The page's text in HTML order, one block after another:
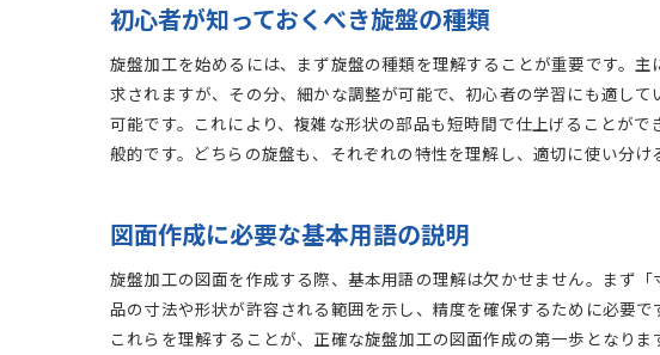
旋盤加
記号を
よく使
図面記
実際の
複雑な形
初心者が知っておくべき旋盤の種類
旋盤加工を始めるには、まず旋盤の種類を理解することが重要です。
求されますが、その分、細かな調整が可能で、初心者の学習にも適し
可能です。これにより、複雑な形状の部品も短時間で仕上げることが
般的です。どちらの旋盤も、それぞれの特性を理解し、適切に使い分
図面作成に必要な基本用語の説明
旋盤加工の図面を作成する際、基本用語の理解は欠かせません。まず
品の寸法や形状が許容される範囲を示し、精度を確保するために必要
これらを理解することが、正確な旋盤加工の図面作成の第一歩となりま